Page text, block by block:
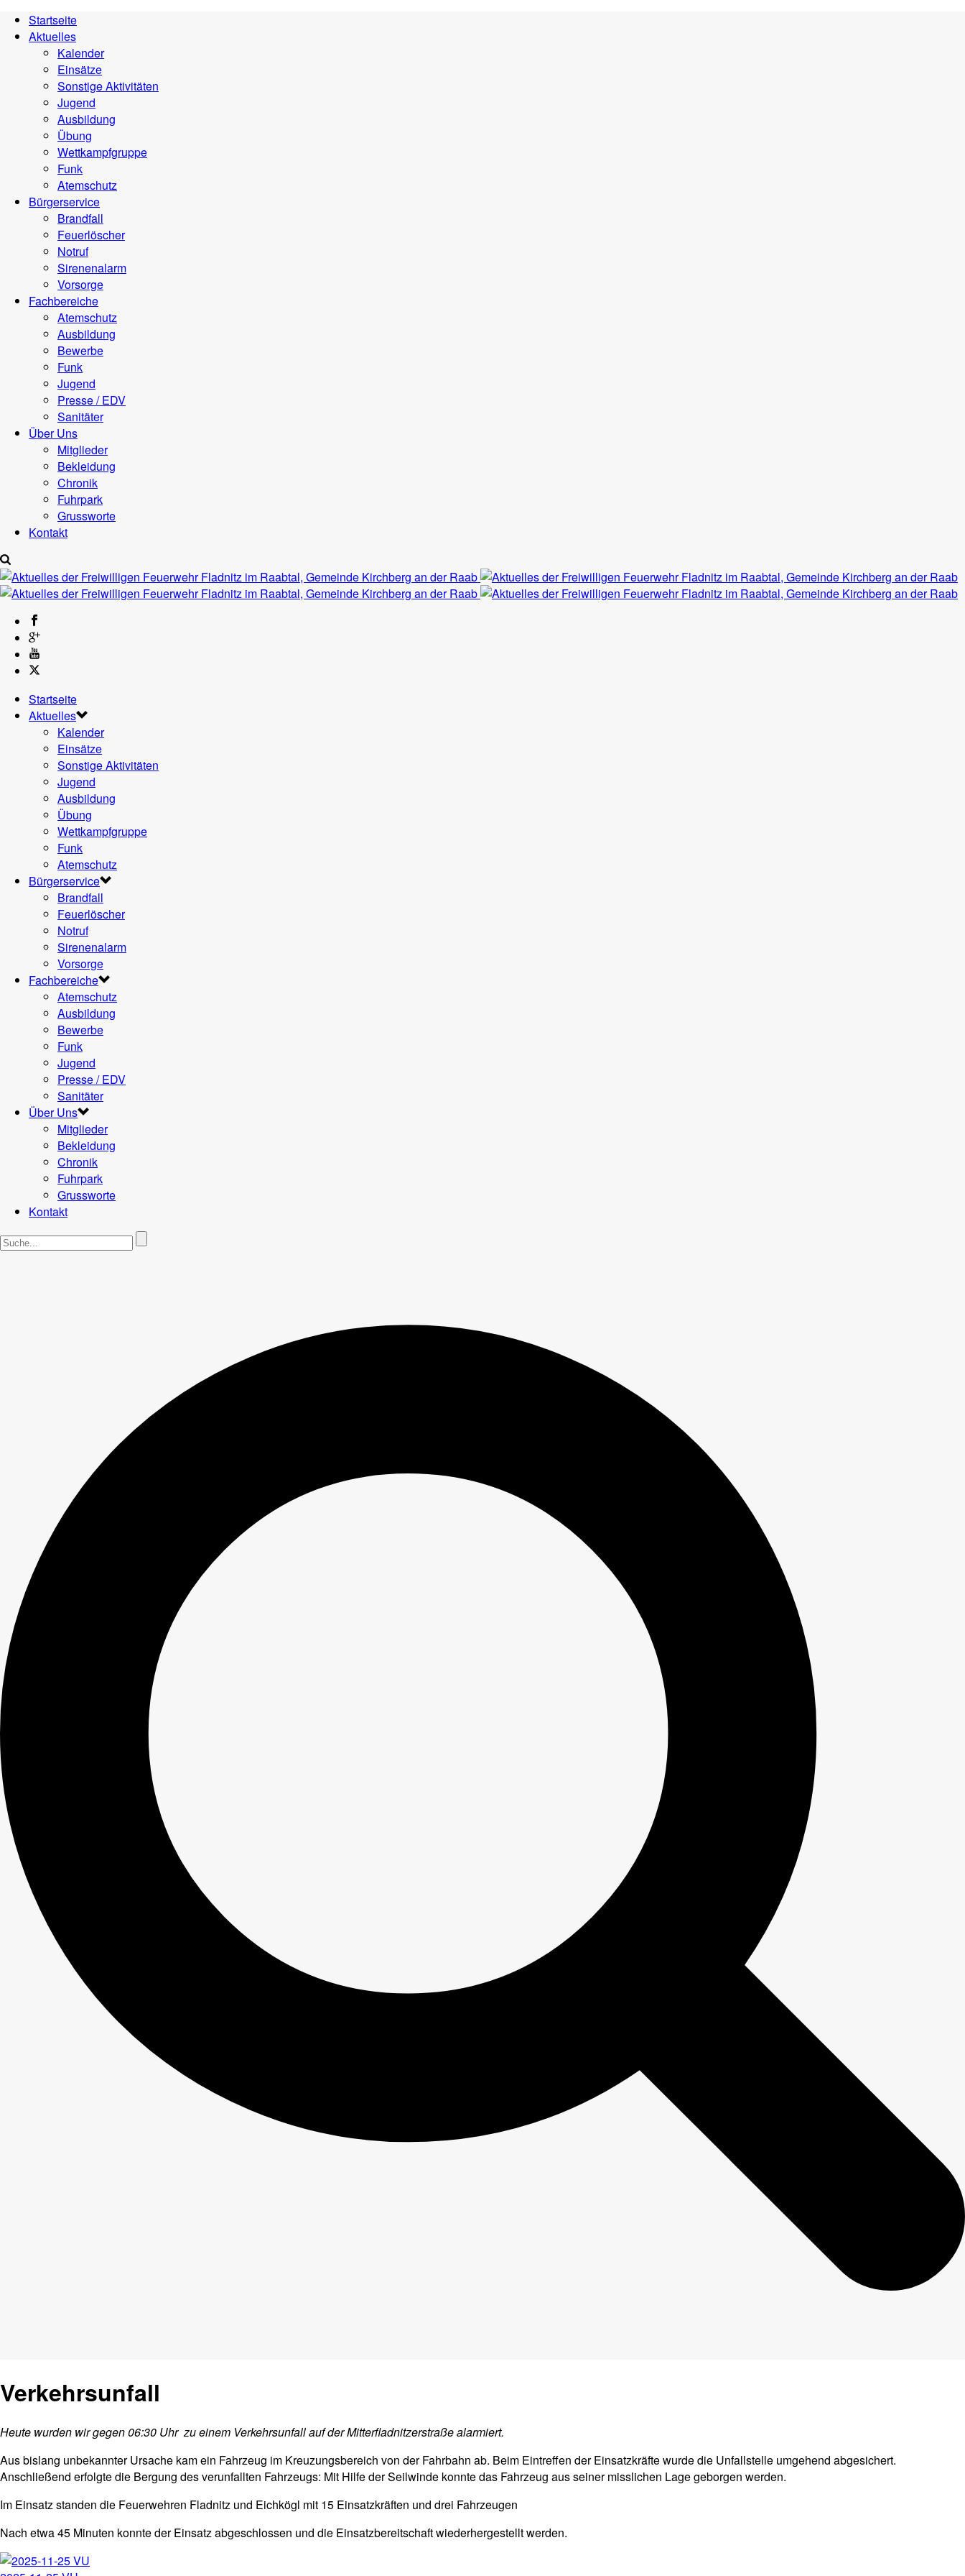
Startseite
Aktuelles
Kalender
Einsätze
Sonstige Aktivitäten
Jugend
Ausbildung
Übung
Wettkampfgruppe
Funk
Atemschutz
Bürgerservice
Brandfall
Feuerlöscher
Notruf
Sirenenalarm
Vorsorge
Fachbereiche
Atemschutz
Ausbildung
Bewerbe
Funk
Jugend
Presse / EDV
Sanitäter
Über Uns
Mitglieder
Bekleidung
Chronik
Fuhrpark
Grussworte
Kontakt
Startseite
Aktuelles
Kalender
Einsätze
Sonstige Aktivitäten
Jugend
Ausbildung
Übung
Wettkampfgruppe
Funk
Atemschutz
Bürgerservice
Brandfall
Feuerlöscher
Notruf
Sirenenalarm
Vorsorge
Fachbereiche
Atemschutz
Ausbildung
Bewerbe
Funk
Jugend
Presse / EDV
Sanitäter
Über Uns
Mitglieder
Bekleidung
Chronik
Fuhrpark
Grussworte
Kontakt
Verkehrsunfall
Heute wurden wir gegen 06:30 Uhr zu einem Verkehrsunfall auf der Mitterfladnitzerstraße alarmiert.
Aus bislang unbekannter Ursache kam ein Fahrzeug im Kreuzungsbereich von der Fahrbahn ab. Beim Eintreffen der Einsatzkräfte wurde die Unfallstelle umgehend abgesichert.
Anschließend erfolgte die Bergung des verunfallten Fahrzeugs: Mit Hilfe der Seilwinde konnte das Fahrzeug aus seiner misslichen Lage geborgen werden.
Im Einsatz standen die Feuerwehren Fladnitz und Eichkögl mit 15 Einsatzkräften und drei Fahrzeugen
Nach etwa 45 Minuten konnte der Einsatz abgeschlossen und die Einsatzbereitschaft wiederhergestellt werden.